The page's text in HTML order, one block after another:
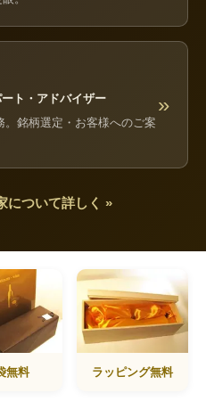
ト・アドバイザー
。銘柄選定・お客様へのご案
»
について詳しく »
無料 ラッピング無料